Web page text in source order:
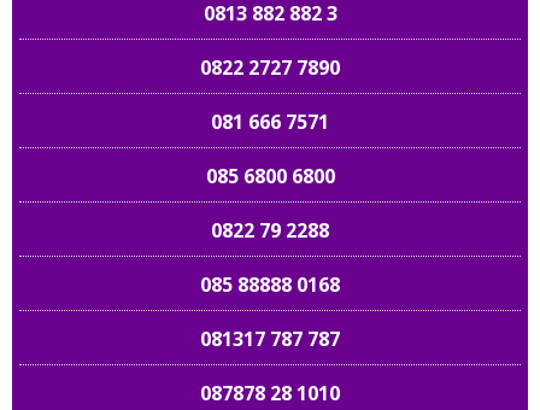
0813 882 882 3
0822 2727 7890
081 666 7571
085 6800 6800
0822 79 2288
085 88888 0168
081317 787 787
087878 28 1010